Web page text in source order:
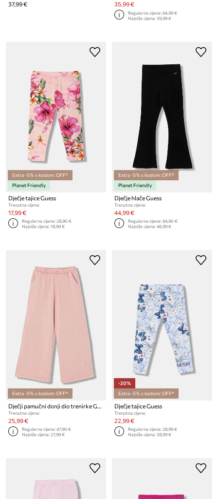
37,99 € 35,99 €
Regularna cijena:64,99 €
Najniža cijena:39,99 €
Extra -5% s kodom: OFF*
Planet Friendly
Dječje tajice Guess
Trenutna cijena:
17,99 €
Regularna cijena:28,90 €
Najniža cijena:18,99 €
Extra -5% s kodom: OFF*
Planet Friendly
Dječje hlače Guess
Trenutna cijena:
44,99 €
Regularna cijena:64,90 €
Najniža cijena:46,99 €
Extra -5% s kodom: OFF*
Dječji pamučni donji dio trenirke Guess
Trenutna cijena:
25,99 €
Regularna cijena:47,90 €
Najniža cijena:27,99 €
-20%
Extra -5% s kodom: OFF*
Dječje tajice Guess
Trenutna cijena:
22,99 €
Regularna cijena:28,99 €
Najniža cijena:28,99 €